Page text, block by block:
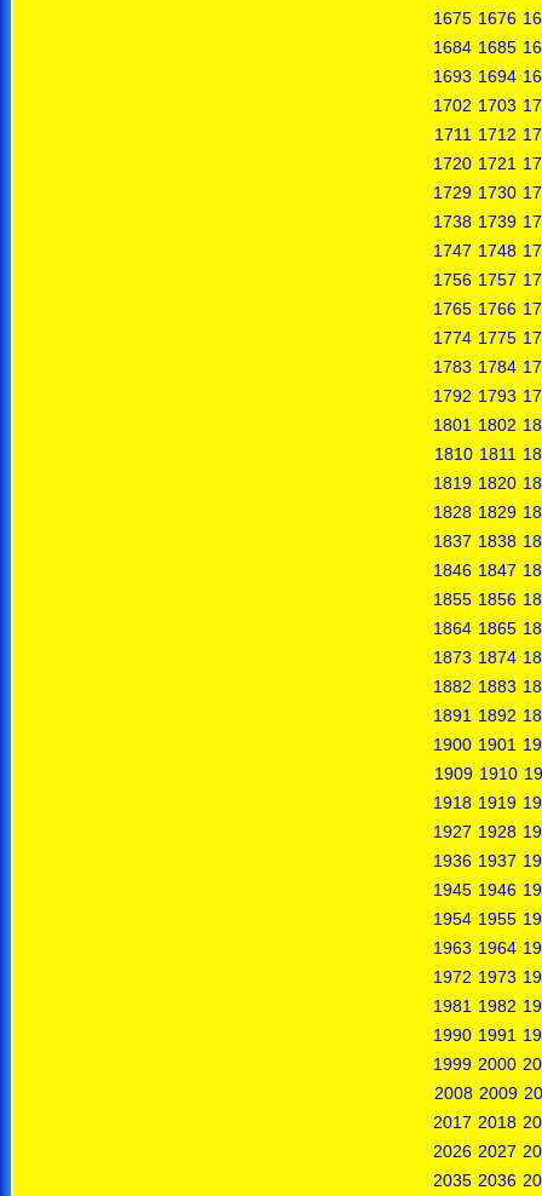
1675 1676
1684 1685
1693 1694
1702 1703
1711 1712
1720 1721
1729 1730
1738 1739
1747 1748
1756 1757
1765 1766
1774 1775
1783 1784
1792 1793
1801 1802
1810 1811
1819 1820
1828 1829
1837 1838
1846 1847
1855 1856
1864 1865
1873 1874
1882 1883
1891 1892
1900 1901
1909 1910
1918 1919
1927 1928
1936 1937
1945 1946
1954 1955
1963 1964
1972 1973
1981 1982
1990 1991
1999 2000
2008 2009
2017 2018
2026 2027
2035 2036